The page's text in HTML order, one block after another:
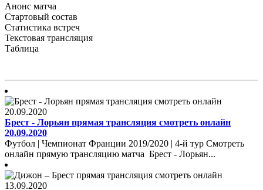
Анонс матча
Стартовый состав
Статистика встреч
Текстовая трансляция
Таблица
Брест - Лорьян прямая трансляция смотреть онлайн
20.09.2020
Футбол | Чемпионат Франции 2019/2020 | 4-й тур Смотреть
онлайн прямую трансляцию матча Брест - Лорьян...